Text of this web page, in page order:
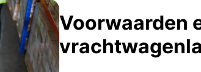
Voorwaarden